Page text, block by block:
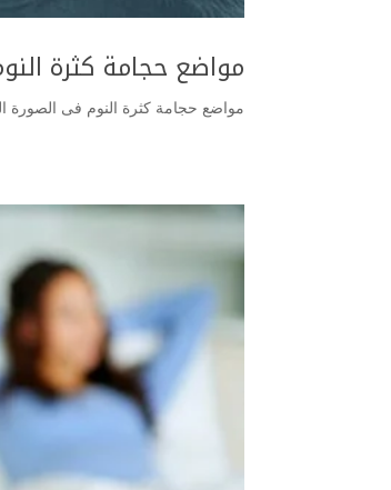
مواضع حجامة كثرة
مواضع حجامة كثرة النوم فى الصورة